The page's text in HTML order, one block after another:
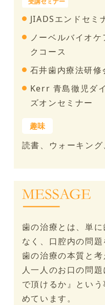
JIADSエンドセミ
ノーベルバイオ
クコース
石井歯内療法研修
Kerr 青島徹児ダ
ズオンセミナー
読書、ウォーキン
歯の治療とは、単
なく、口腔内の問
歯の治療の本質と
人一人のお口の問
で頂けるか』とい
めています。